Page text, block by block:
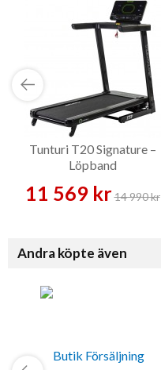
Tunturi T20 Signature –
Löpband
11 569 kr14 990 kr
Andra köpte även